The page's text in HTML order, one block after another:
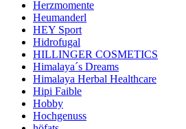
Herzmomente
Heumanderl
HEY Sport
Hidrofugal
HILLINGER COSMETICS
Himalaya´s Dreams
Himalaya Herbal Healthcare
Hipi Faible
Hobby
Hochgenuss